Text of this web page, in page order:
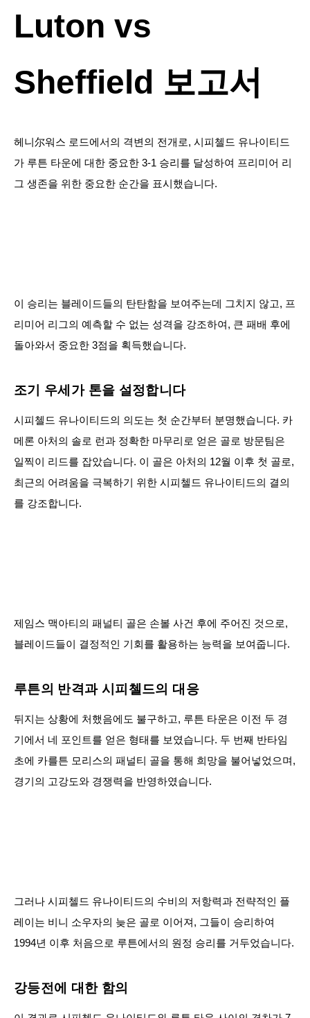
Luton vs
Sheffield 보고서
헤니尔워스 로드에서의 격변의 전개로, 시피첼드 유나이티드
가 루튼 타운에 대한 중요한 3-1 승리를 달성하여 프리미어 리
그 생존을 위한 중요한 순간을 표시했습니다.
이 승리는 블레이드들의 탄탄함을 보여주는데 그치지 않고, 프
리미어 리그의 예측할 수 없는 성격을 강조하여, 큰 패배 후에
돌아와서 중요한 3점을 획득했습니다.
조기 우세가 톤을 설정합니다
시피첼드 유나이티드의 의도는 첫 순간부터 분명했습니다. 카
메론 아처의 솔로 런과 정확한 마무리로 얻은 골로 방문팀은
일찍이 리드를 잡았습니다. 이 골은 아처의 12월 이후 첫 골로,
최근의 어려움을 극복하기 위한 시피첼드 유나이티드의 결의
를 강조합니다.
제임스 맥아티의 패널티 골은 손볼 사건 후에 주어진 것으로,
블레이드들이 결정적인 기회를 활용하는 능력을 보여줍니다.
루튼의 반격과 시피첼드의 대응
뒤지는 상황에 처했음에도 불구하고, 루튼 타운은 이전 두 경
기에서 네 포인트를 얻은 형태를 보였습니다. 두 번째 반타임
초에 카를튼 모리스의 패널티 골을 통해 희망을 불어넣었으며,
경기의 고강도와 경쟁력을 반영하였습니다.
그러나 시피첼드 유나이티드의 수비의 저항력과 전략적인 플
레이는 비니 소우자의 늦은 골로 이어져, 그들이 승리하여
1994년 이후 처음으로 루튼에서의 원정 승리를 거두었습니다.
강등전에 대한 함의